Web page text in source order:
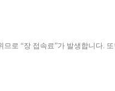
로 “장 접속료”가 발생합니